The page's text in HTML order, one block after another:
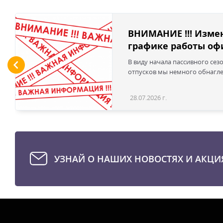
ВНИМАНИЕ !!!
графике работы
В виду начала пассивного
отпусков мы немного
28.07.2026 г.
УЗНАЙ О НАШИХ НОВОСТЯХ И